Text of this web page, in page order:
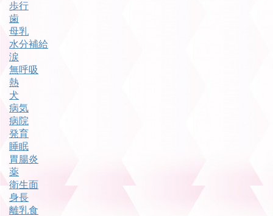
歩行
歯
母乳
水分補給
涙
無呼吸
熱
犬
病気
病院
発育
睡眠
胃腸炎
薬
衛生面
身長
離乳食